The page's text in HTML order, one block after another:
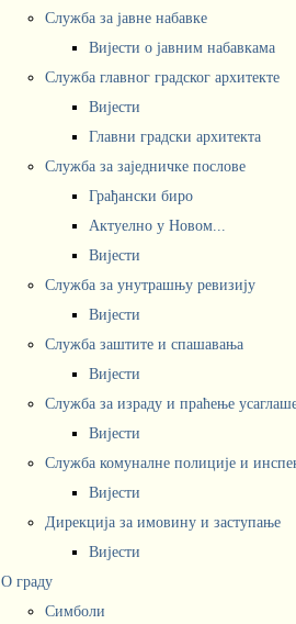
Служба за јавне набавке
Вијести о јавним набавкама
Служба главног градског архитекте
Вијести
Главни градски архитекта
Служба за заједничке послове
Грађански биро
Актуелно у Новом...
Вијести
Служба за унутрашњу ревизију
Вијести
Служба заштите и спашавања
Вијести
Служба за израду и праћење
Вијести
Служба комуналне полиције и
Вијести
Дирекција за имовину и заступање
Вијести
О граду
Симболи